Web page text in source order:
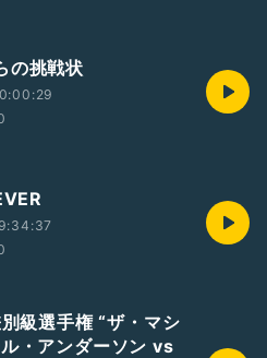
の挑戦状
級選手権 “ザ・マシ
・アンダーソン vs